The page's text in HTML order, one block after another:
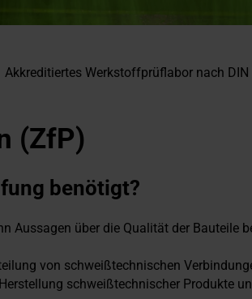
Akkreditiertes Werkstoffprüflabor nach DIN
(ZfP)
benötigt?
Aussagen über die Qualität der Bauteile
von schweißtechnischen
schweißtechnischer Produkte